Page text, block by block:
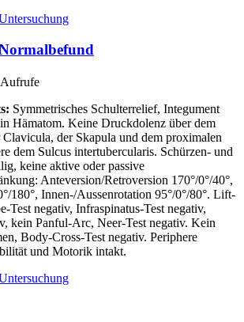
Symmetrisches Schulterrelief, Integument
Hämatom. Keine Druckdolenz über dem
der Skapula und dem proximalen
dem Sulcus intertubercularis. Schürzen- und
keine aktive oder passive
Anteversion/Retroversion 170°/0°/40°,
180°, Innen-/Aussenrotation 95°/0°/80°. Lift-
Test negativ, Infraspinatus-Test negativ,
kein Panful-Arc, Neer-Test negativ. Kein
Body-Cross-Test negativ. Periphere
und Motorik intakt.